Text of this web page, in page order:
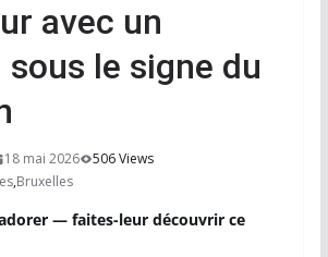
avec un
le signe du
18 mai 2026
506 Views
,Bruxelles
— faites-leur découvrir ce